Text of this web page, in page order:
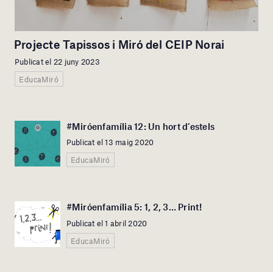
Projecte Tapissos i Miró del CEIP Norai
Publicat el 22 juny 2023
EducaMiró
#Miróenfamília 12: Un hort d’estels
Publicat el 13 maig 2020
EducaMiró
#Miróenfamília 5: 1, 2, 3… Print!
Publicat el 1 abril 2020
EducaMiró